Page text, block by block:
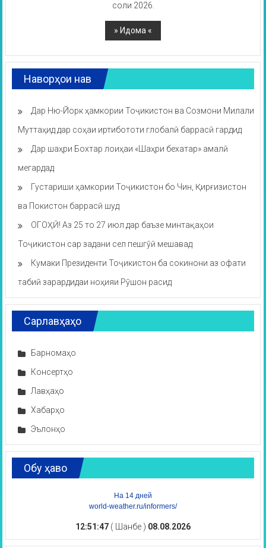
соли 2026.
Наворҳои нав
Дар Ню-Йорк ҳамкории Тоҷикистон ва Созмони Милали
Муттаҳид дар соҳаи иртибототи глобалӣ баррасӣ гардид
Дар шаҳри Бохтар лоиҳаи «Шаҳри бехатар» амалӣ
мегардад
Густариши ҳамкории Тоҷикистон бо Чин, Қирғизистон
ва Покистон баррасӣ шуд
ОГОҲӢ! Аз 25 то 27 июл дар баъзе минтақаҳои
Тоҷикистон сар задани сел пешгӯӣ мешавад
Кумаки Президенти Тоҷикистон ба сокинони аз офати
табиӣ зарардидаи ноҳияи Рӯшон расид
Сарлавҳаҳо
Барномаҳо
Консертҳо
Лавҳаҳо
Хабарҳо
Эълонҳо
Обу ҳаво
На 14 дней
world-weather.ru/informers/
12:51:47 ( Шанбе ) 08.08.2026